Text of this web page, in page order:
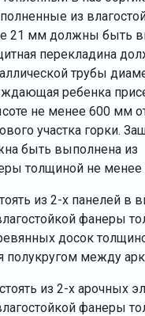
из
21 мм должны быть
перекладина
трубы
ребенка
не менее 600 мм
участка горки.
быть выполнена из
толщиной не
из 2-х панелей в
фанеры
досок
полукругом между
из 2-х арочных
фанеры